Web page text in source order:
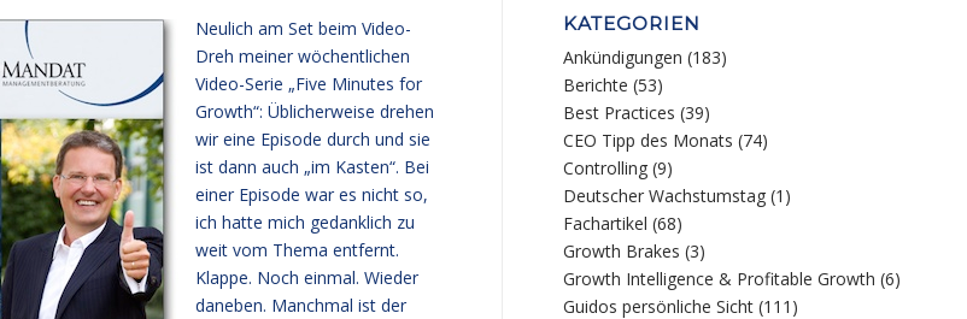
Neulich am Set beim Video-
Dreh meiner wöchentlichen
Video-Serie „Five Minutes for
Growth“: Üblicherweise drehen
wir eine Episode durch und sie
ist dann auch „im Kasten“. Bei
einer Episode war es nicht so,
ich hatte mich gedanklich zu
weit vom Thema entfernt.
Klappe. Noch einmal. Wieder
daneben. Manchmal ist der
KATEGORIEN
Ankündigungen (183)
Berichte (53)
Best Practices (39)
CEO Tipp des Monats (74)
Controlling (9)
Deutscher Wachstumstag (1)
Fachartikel (68)
Growth Brakes (3)
Growth Intelligence & Profitable Growth (6)
Guidos persönliche Sicht (111)